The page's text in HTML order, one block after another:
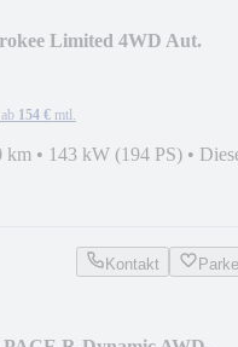
Limited 4WD Aut.
154 € mtl.
km • 143 kW (194 PS) •
Kontakt